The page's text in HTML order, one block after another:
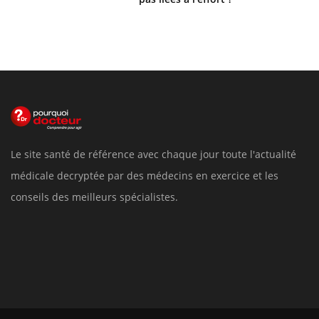
Le site santé de référence avec chaque jour toute l'actualité
médicale decryptée par des médecins en exercice et les
conseils des meilleurs spécialistes.